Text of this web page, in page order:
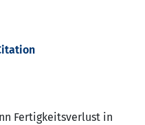
Fertigkeitsverlust in